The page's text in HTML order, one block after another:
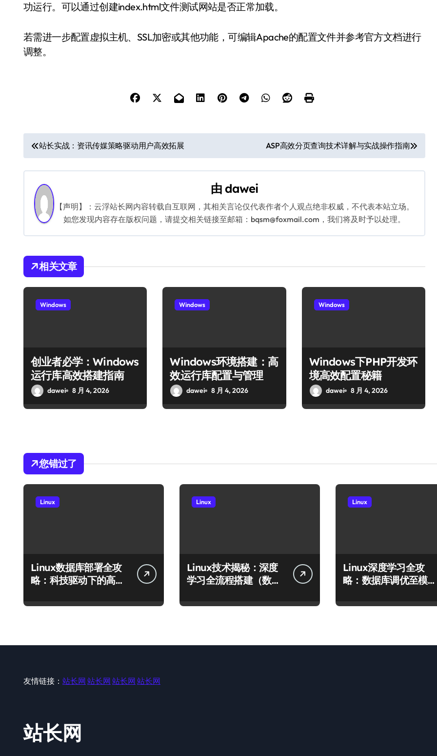
功运行。可以通过创建index.html文件测试网站是否正常加载。
若需进一步配置虚拟主机、SSL加密或其他功能，可编辑Apache的配置文件并参考官方文档进行
调整。
文
章
导
航
站长实战：资讯传媒策略驱动用户高效拓展 ASP高效分页查询技术详解与实战操作指南
由 dawei
【声明】：云浮站长网内容转载自互联网，其相关言论仅代表作者个人观点绝非权威，不代表本站立场。
如您发现内容存在版权问题，请提交相关链接至邮箱：bqsm@foxmail.com，我们将及时予以处理。
相关文章
Windows
创业者必学：Windows
运行库高效搭建指南
dawei 8 月 4, 2026
Windows
Windows环境搭建：高
效运行库配置与管理
dawei 8 月 4, 2026
Windows
Windows下PHP开发环
境高效配置秘籍
dawei 8 月 4, 2026
您错过了
Linux
Linux数据库部署全攻
略：科技驱动下的高效
Linux
Linux技术揭秘：深度
学习全流程搭建（数据
Linux
Linux深度学习全攻
略：数据库调优至模型
友情链接： 站长网 站长网 站长网 站长网
站长网